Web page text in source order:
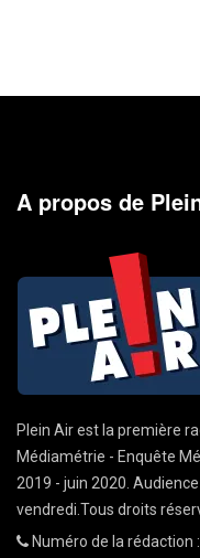
A propos de
Plein Air est la première
Médiamétrie - Enquête
2019 - juin 2020.
vendredi.Tous droits
Numéro de la rédaction